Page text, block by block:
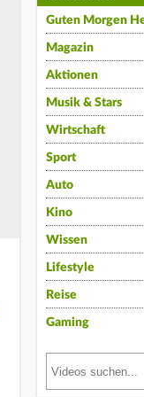
Guten Morgen
Magazin
Aktionen
Musik & Stars
Wirtschaft
Sport
Auto
Kino
Wissen
Lifestyle
Reise
Gaming